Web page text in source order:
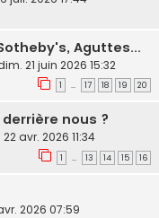
Aguttes...
21 juin 2026 15:32
1 … 17 18 19 20
nous ?
avr. 2026 11:34
1 … 13 14 15 16
2026 07:59